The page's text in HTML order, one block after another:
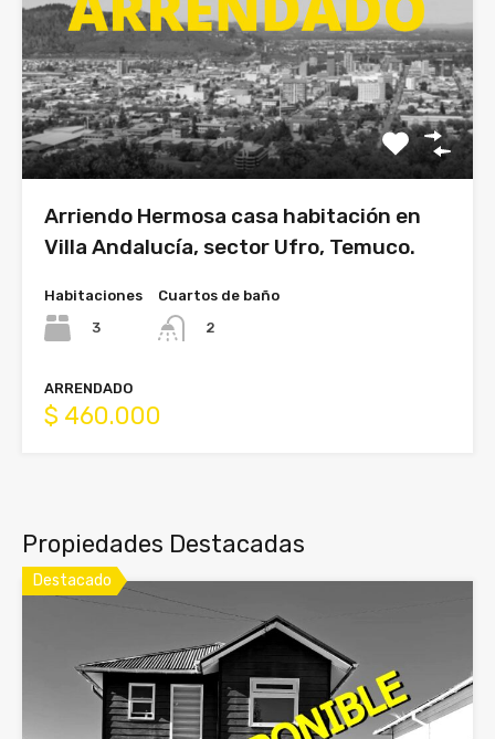
Arriendo Hermosa casa habitación en
Villa Andalucía, sector Ufro, Temuco.
Habitaciones
3
Cuartos de baño
2
ARRENDADO
$ 460.000
Propiedades Destacadas
Destacado